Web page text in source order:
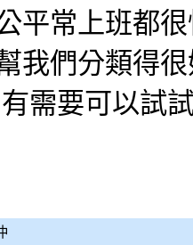
平常上班都
我們分類得
需要可以試